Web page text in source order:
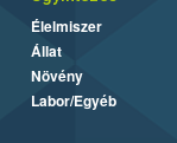
Élelmiszer
Állat
Növény
Labor/Egyéb